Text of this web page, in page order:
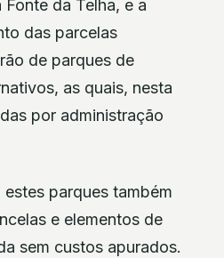
da Telha, e a
das parcelas
de parques de
as quais, nesta
por administração
parques também
e elementos de
sem custos apurados.